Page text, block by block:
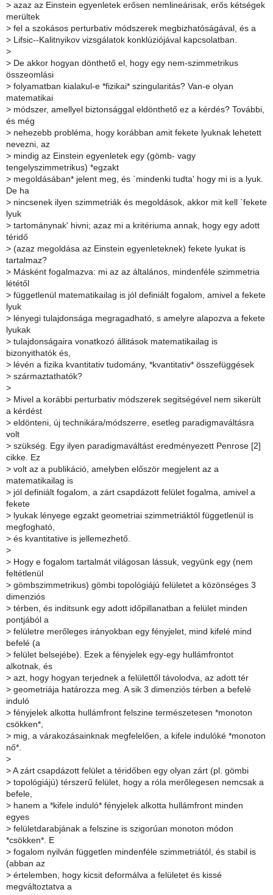
> azaz az Einstein egyenletek erősen nemlineárisak, erős kétségek
merültek
> fel a szokásos perturbativ módszerek megbizhatóságával, és a
> Lifsic--Kalitnyikov vizsgálatok konklúziójával kapcsolatban.
>
> De akkor hogyan dönthető el, hogy egy nem-szimmetrikus
összeomlási
> folyamatban kialakul-e *fizikai* szingularitás? Van-e olyan
matematikai
> módszer, amellyel biztonsággal eldönthető ez a kérdés? További,
és még
> nehezebb probléma, hogy korábban amit fekete lyuknak lehetett
nevezni, az
> mindig az Einstein egyenletek egy (gömb- vagy
tengelyszimmetrikus) *egzakt
> megoldásában* jelent meg, és `mindenki tudta' hogy mi is a lyuk.
De ha
> nincsenek ilyen szimmetriák és megoldások, akkor mit kell `fekete
lyuk
> tartománynak' hivni; azaz mi a kritériuma annak, hogy egy adott
téridő
> (azaz megoldása az Einstein egyenleteknek) fekete lyukat is
tartalmaz?
> Másként fogalmazva: mi az az általános, mindenféle szimmetria
lététől
> függetlenül matematikailag is jól definiált fogalom, amivel a fekete
lyuk
> lényegi tulajdonsága megragadható, s amelyre alapozva a fekete
lyukak
> tulajdonságaira vonatkozó állitások matematikailag is
bizonyithatók és,
> lévén a fizika kvantitativ tudomány, *kvantitativ* összefüggések
> származtathatók?
>
> Mivel a korábbi perturbativ módszerek segitségével nem sikerült
a kérdést
> eldönteni, új technikára/módszerre, esetleg paradigmaváltásra
volt
> szükség. Egy ilyen paradigmaváltást eredményezett Penrose [2]
cikke. Ez
> volt az a publikáció, amelyben először megjelent az a
matematikailag is
> jól definiált fogalom, a zárt csapdázott felület fogalma, amivel a
fekete
> lyukak lényege egzakt geometriai szimmetriáktól függetlenül is
megfogható,
> és kvantitative is jellemezhető.
>
> Hogy e fogalom tartalmát világosan lássuk, vegyünk egy (nem
feltétlenül
> gömbszimmetrikus) gömbi topológiájú felületet a közönséges 3
dimenziós
> térben, és inditsunk egy adott időpillanatban a felület minden
pontjából a
> felületre merőleges irányokban egy fényjelet, mind kifelé mind
befelé (a
> felület belsejébe). Ezek a fényjelek egy-egy hullámfrontot
alkotnak, és
> azt, hogy hogyan terjednek a felülettől távolodva, az adott tér
> geometriája határozza meg. A sik 3 dimenziós térben a befelé
induló
> fényjelek alkotta hullámfront felszine természetesen *monoton
csökken*,
> mig, a várakozásainknak megfelelően, a kifele indulóké *monoton
nő*.
>
> A zárt csapdázott felület a téridőben egy olyan zárt (pl. gömbi
> topológiájú) térszerű felület, hogy a róla merőlegesen nemcsak a
befele,
> hanem a *kifele induló* fényjelek alkotta hullámfront minden
egyes
> felületdarabjának a felszine is szigorúan monoton módon
*csökken*. E
> fogalom nyilván független mindenféle szimmetriától, és stabil is
(abban az
> értelemben, hogy kicsit deformálva a felületet és kissé
megváltoztatva a